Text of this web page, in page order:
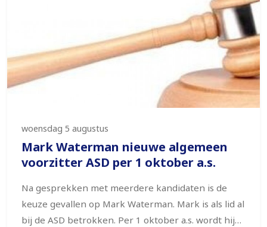
woensdag 5 augustus
Mark Waterman nieuwe algemeen
voorzitter ASD per 1 oktober a.s.
Na gesprekken met meerdere kandidaten is de
keuze gevallen op Mark Waterman. Mark is als lid al
bij de ASD betrokken. Per 1 oktober a.s. wordt hij